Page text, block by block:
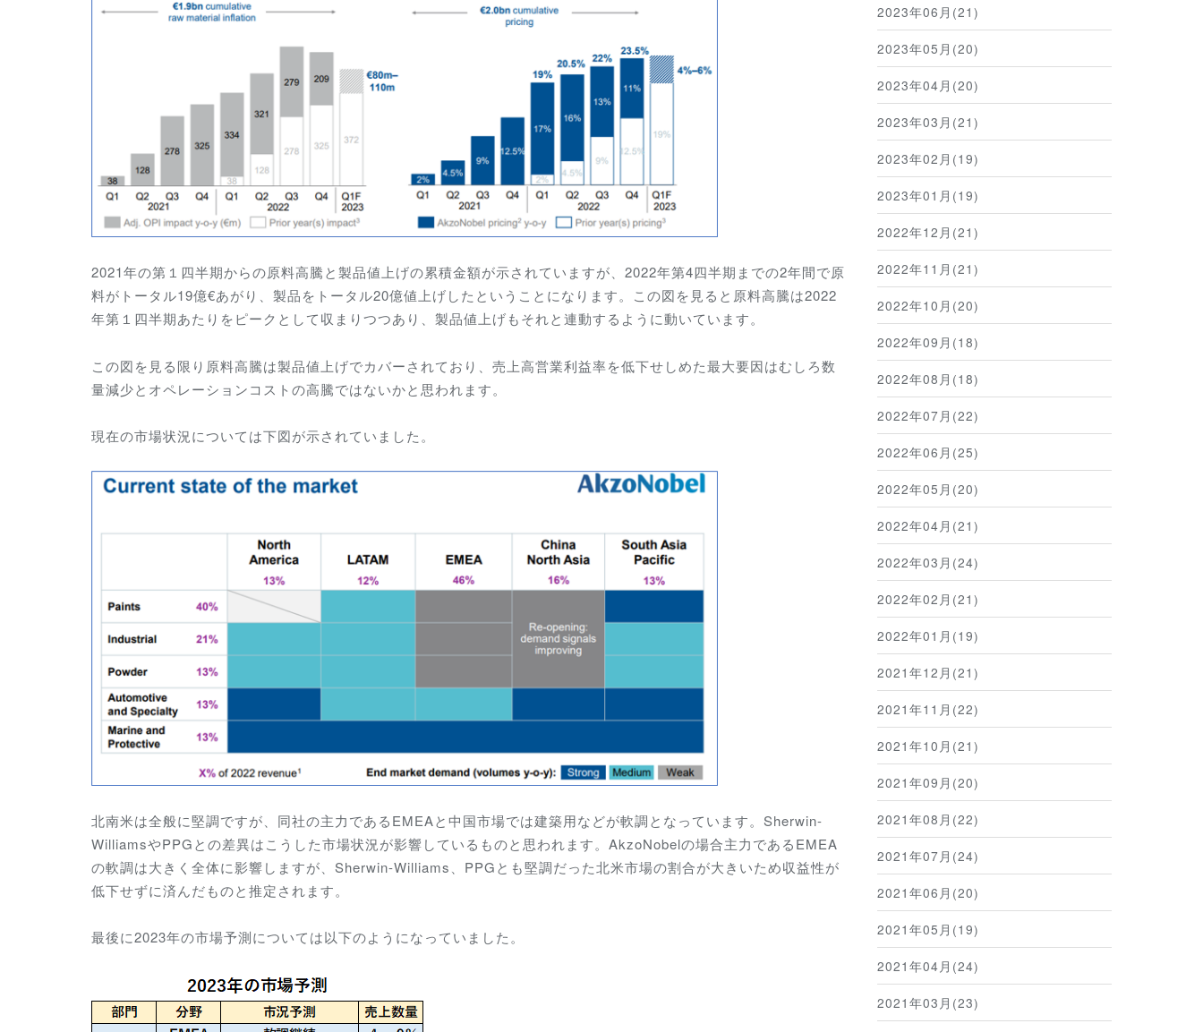
2021年の第１四半期からの原料高騰と製品値上げの累積金額が示されていますが、2022年第4四半期までの2年間で原
料がトータル19億€あがり、製品をトータル20億値上げしたということになります。この図を見ると原料高騰は2022
年第１四半期あたりをピークとして収まりつつあり、製品値上げもそれと連動するように動いています。
この図を見る限り原料高騰は製品値上げでカバーされており、売上高営業利益率を低下せしめた最大要因はむしろ数
量減少とオペレーションコストの高騰ではないかと思われます。
現在の市場状況については下図が示されていました。
北南米は全般に堅調ですが、 同社の主力であるEMEAと中国市場では建築用などが軟調となっています。Sherwin-
WilliamsやPPGとの差異はこうした市場状況が影響しているものと思われます。AkzoNobelの場合主力であるEMEA
の軟調は大きく全体に影響しますが、Sherwin-Williams、PPGとも堅調だった北米市場の割合が大きいため収益性が
低下せずに済んだものと推定されます。
最後に2023年の市場予測については以下のようになっていました。
2023年06月(21)
2023年05月(20)
2023年04月(20)
2023年03月(21)
2023年02月(19)
2023年01月(19)
2022年12月(21)
2022年11月(21)
2022年10月(20)
2022年09月(18)
2022年08月(18)
2022年07月(22)
2022年06月(25)
2022年05月(20)
2022年04月(21)
2022年03月(24)
2022年02月(21)
2022年01月(19)
2021年12月(21)
2021年11月(22)
2021年10月(21)
2021年09月(20)
2021年08月(22)
2021年07月(24)
2021年06月(20)
2021年05月(19)
2021年04月(24)
2021年03月(23)